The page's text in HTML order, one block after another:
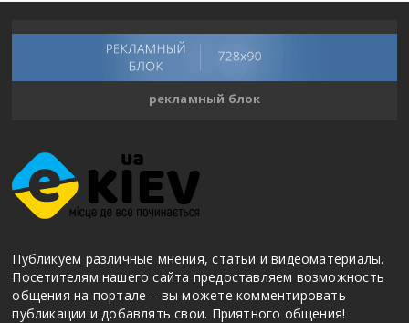
рекламный блок
Публикуем различные мнения, статьи и видеоматериалы.
Посетителям нашего сайта предоставляем возможность
общения на портале – вы можете комментировать
публикации и добавлять свои. Приятного общения!